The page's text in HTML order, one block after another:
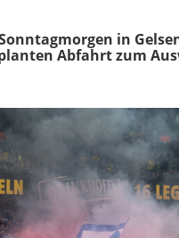
in
Abfahrt zum